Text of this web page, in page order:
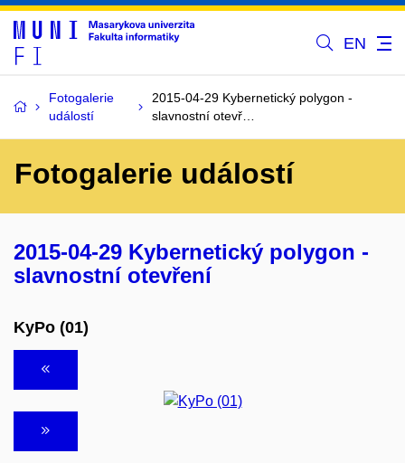
EN
Fotogalerie
událostí
2015-04-29 Kybernetický polygon -
slavnostní otevř…
Fotogalerie událostí
2015-04-29 Kybernetický polygon -
slavnostní otevření
KyPo (01)